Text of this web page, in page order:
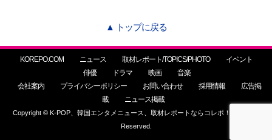
▲ トップに戻る
KOREPO.COM ニュース 取材レポート/TOPICS/PHOTO
イベント
俳優
ドラマ 映画
音楽
会社案内
プライバシーポリシー お問い合わせ 採用情報
広告掲
載
ニュース掲載
Copyright © K-POP、韓国エンタメニュース、取材レポートならコレポ！ All Rights
Reserved.